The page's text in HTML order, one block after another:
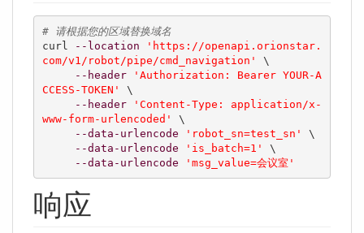
# 请根据您的区域替换域名
curl
--location
'https://openapi.orionstar.
com/v1/robot/pipe/cmd_navigation'
\
--header
'Authorization: Bearer YOUR-A
CCESS-TOKEN'
\
--header
'Content-Type: application/x-
www-form-urlencoded'
\
--data-urlencode
'robot_sn=test_sn'
\
--data-urlencode
'is_batch=1'
\
--data-urlencode
'msg_value=会议室'
响应